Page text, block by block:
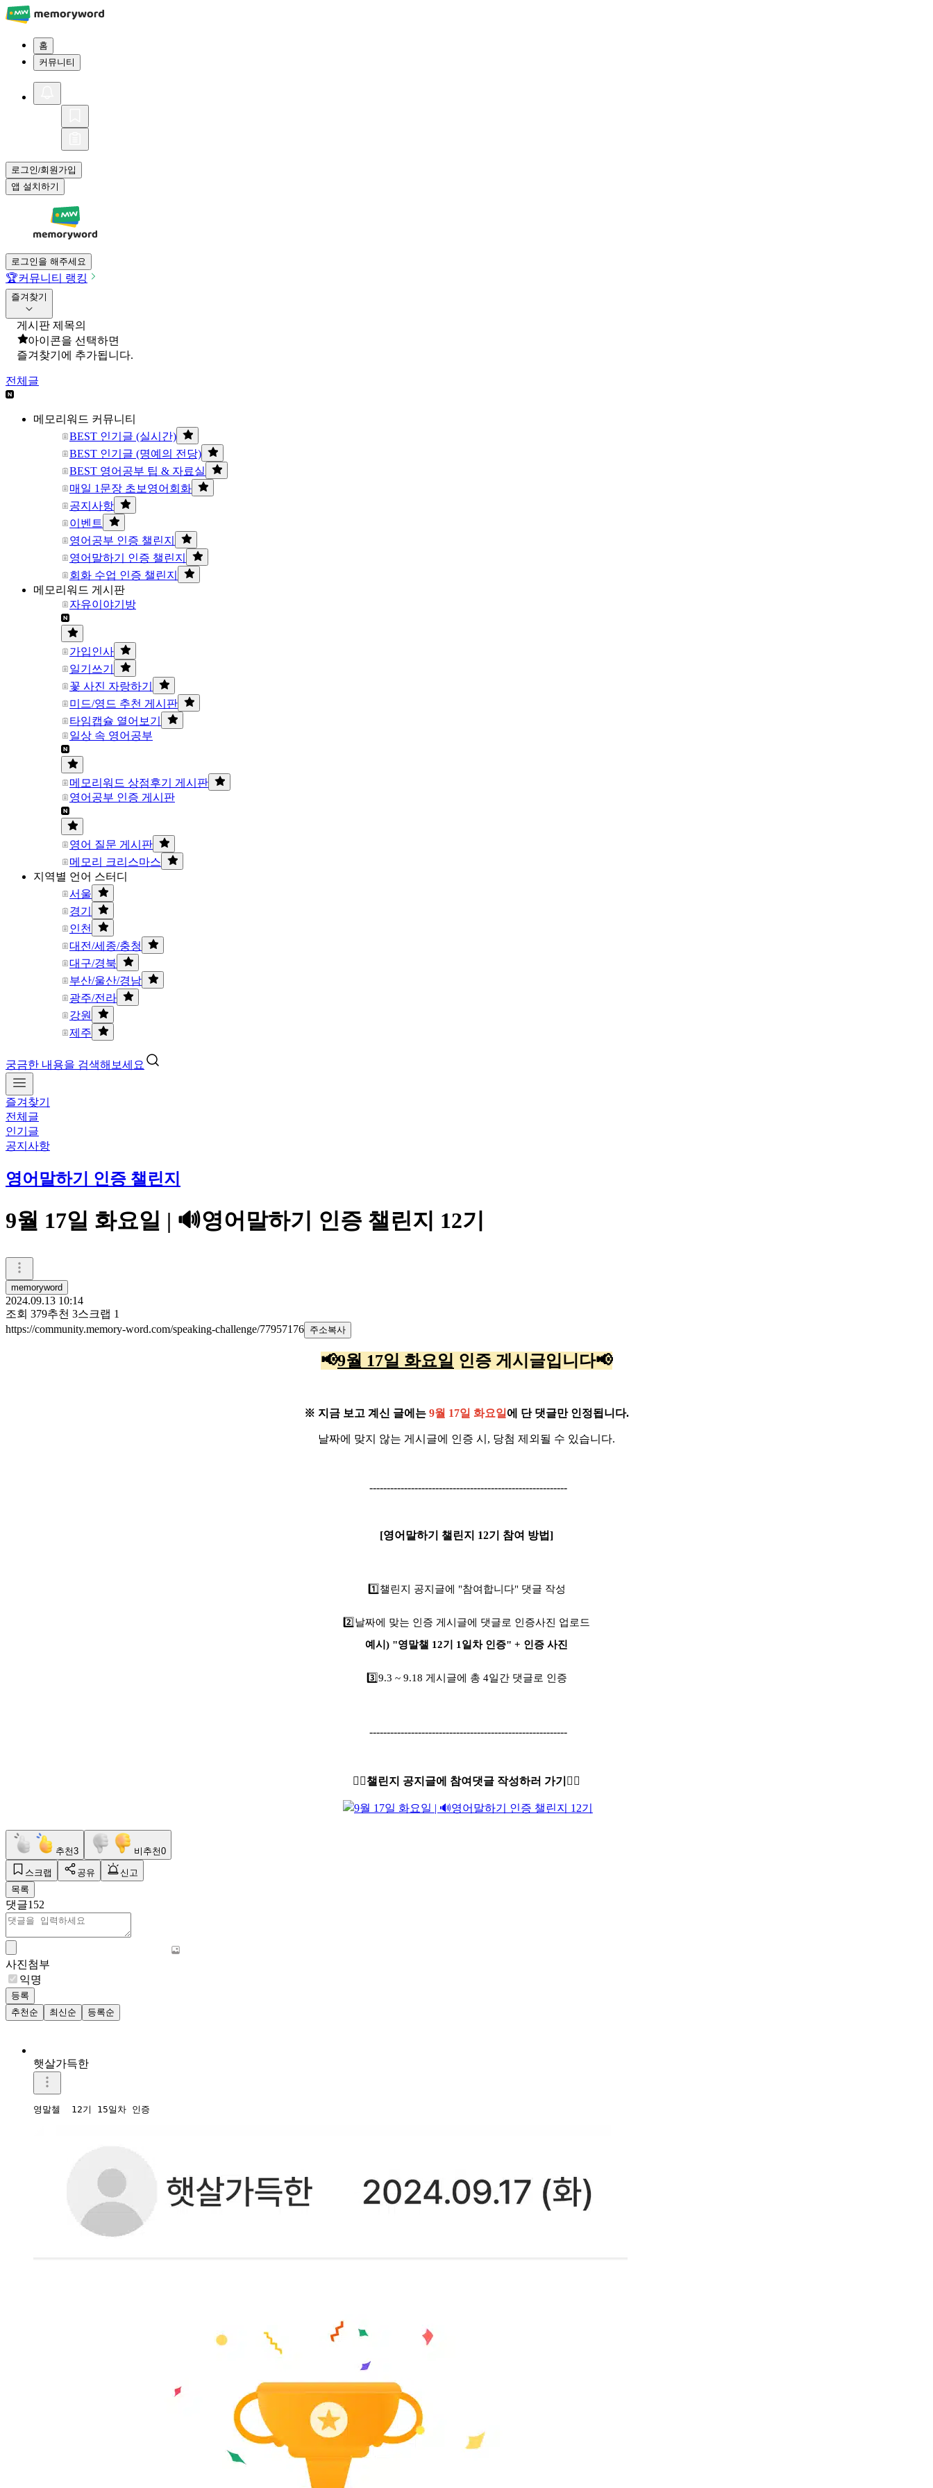
홈
커뮤니티
로그인/회원가입
앱 설치하기
로그인을 해주세요
🏆커뮤니티 랭킹
즐겨찾기
게시판 제목의
아이콘을 선택하면
즐겨찾기에 추가됩니다.
전체글
메모리워드 커뮤니티
BEST 인기글 (실시간)
BEST 인기글 (명예의 전당)
BEST 영어공부 팁 & 자료실
매일 1문장 초보영어회화
공지사항
이벤트
영어공부 인증 챌린지
영어말하기 인증 챌린지
회화 수업 인증 챌린지
메모리워드 게시판
자유이야기방
가입인사
일기쓰기
꽃 사진 자랑하기
미드/영드 추천 게시판
타임캡슐 열어보기
일상 속 영어공부
메모리워드 상점후기 게시판
영어공부 인증 게시판
영어 질문 게시판
메모리 크리스마스
지역별 언어 스터디
서울
경기
인천
대전/세종/충청
대구/경북
부산/울산/경남
광주/전라
강원
제주
궁금한 내용을 검색해보세요
즐겨찾기
전체글
인기글
공지사항
영어말하기 인증 챌린지
9월 17일 화요일 | 🔊영어말하기 인증 챌린지 12기
memoryword
2024.09.13 10:14
조회 379추천 3스크랩 1
https://community.memory-word.com/speaking-challenge/77957176 주소복사
📢9월 17일 화요일 인증 게시글입니다📢
※ 지금 보고 계신 글에는 9월 17일 화요일 에 단 댓글만 인정됩니다.
날짜에 맞지 않는 게시글에 인증 시, 당첨 제외될 수 있습니다.
---------------------------------------------------------
[영어말하기 챌린지 12기 참여 방법]
1️⃣ 챌린지 공지글에 "참여합니다" 댓글 작성
2️⃣ 날짜에 맞는 인증 게시글에 댓글로 인증사진 업로드
예시) "영말챌 12기 1일차 인증" + 인증 사진
3️⃣9.3 ~ 9.18 게시글에 총 4일간 댓글로 인증
---------------------------------------------------------
👇🏻챌린지 공지글에 참여댓글 작성하러 가기👇🏻
추천3 비추천0
스크랩 공유
신고
목록
댓글152
사진첨부
익명
등록
추천순
최신순 등록순
햇살가득한
영말첼  12기 15일차 인증